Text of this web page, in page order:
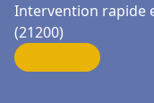
Intervention rapide
(21200)